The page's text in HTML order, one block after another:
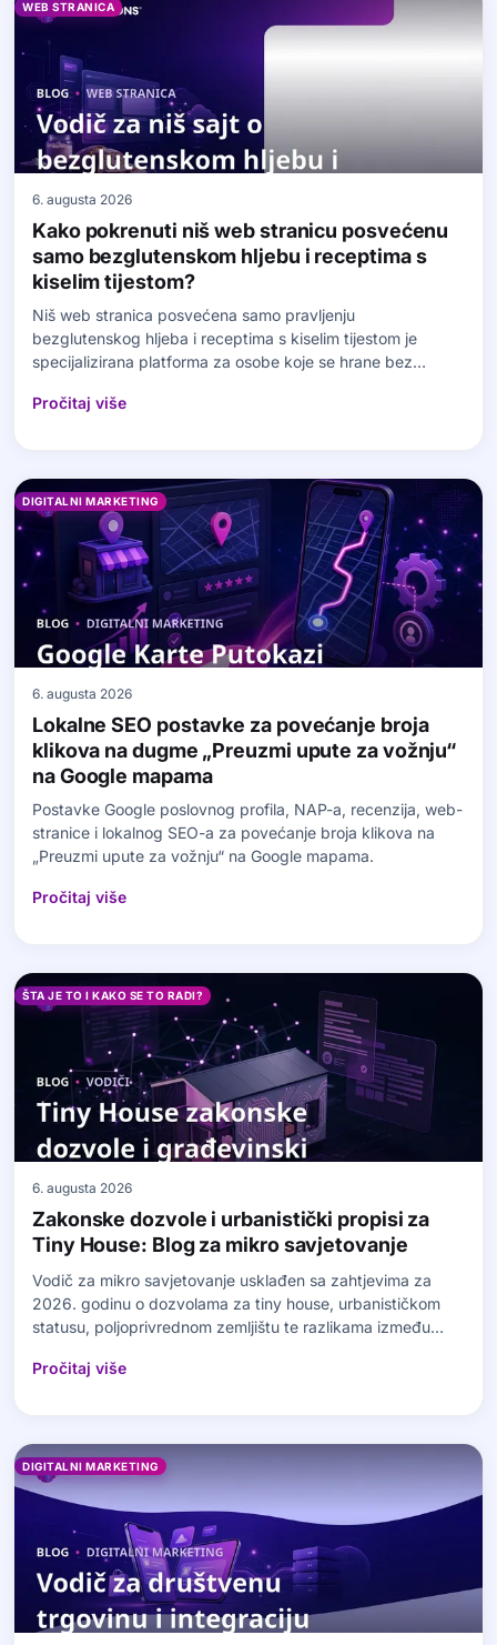
WEB STRANICA
6. augusta 2026
Kako pokrenuti niš web stranicu posvećenu
samo bezglutenskom hljebu i receptima s
kiselim tijestom?
Niš web stranica posvećena samo pravljenju
bezglutenskog hljeba i receptima s kiselim tijestom je
specijalizirana platforma za osobe koje se hrane bez
Pročitaj više
DIGITALNI MARKETING
6. augusta 2026
Lokalne SEO postavke za povećanje broja
klikova na dugme „Preuzmi upute za vožnju“
na Google mapama
Postavke Google poslovnog profila, NAP-a, recenzija, web-
stranice i lokalnog SEO-a za povećanje broja klikova na
„Preuzmi upute za vožnju“ na Google mapama.
Pročitaj više
ŠTA JE TO I KAKO SE TO RADI?
6. augusta 2026
Zakonske dozvole i urbanistički propisi za
Tiny House: Blog za mikro savjetovanje
Vodič za mikro savjetovanje usklađen sa zahtjevima za
2026. godinu o dozvolama za tiny house, urbanističkom
statusu, poljoprivrednom zemljištu te razlikama između
Pročitaj više
DIGITALNI MARKETING